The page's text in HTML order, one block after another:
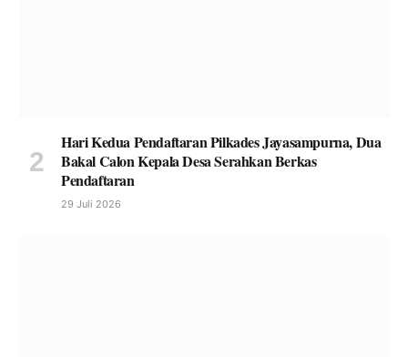
Hari Kedua Pendaftaran Pilkades Jayasampurna, Dua
Bakal Calon Kepala Desa Serahkan Berkas
Pendaftaran
29 Juli 2026